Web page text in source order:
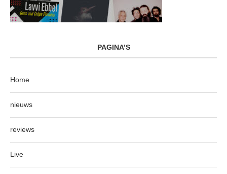
PAGINA’S
Home
nieuws
reviews
Live